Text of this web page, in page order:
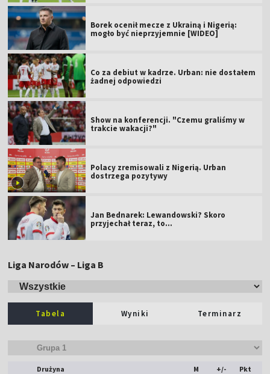
Borek ocenił mecze z Ukrainą i Nigerią:
mogło być nieprzyjemnie [WIDEO]
Co za debiut w kadrze. Urban: nie dostałem
żadnej odpowiedzi
Show na konferencji. "Czemu graliśmy w
trakcie wakacji?"
Polacy zremisowali z Nigerią. Urban
dostrzega pozytywy
Jan Bednarek: Lewandowski? Skoro
przyjechał teraz, to…
Liga Narodów – Liga B
Tabela Wyniki Terminarz
Drużyna M +/- Pkt